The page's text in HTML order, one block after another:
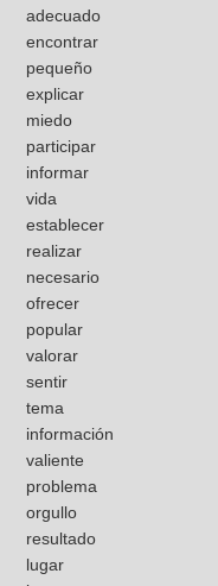
adecuado
encontrar
pequeño
explicar
miedo
participar
informar
vida
establecer
realizar
necesario
ofrecer
popular
valorar
sentir
tema
información
valiente
problema
orgullo
resultado
lugar